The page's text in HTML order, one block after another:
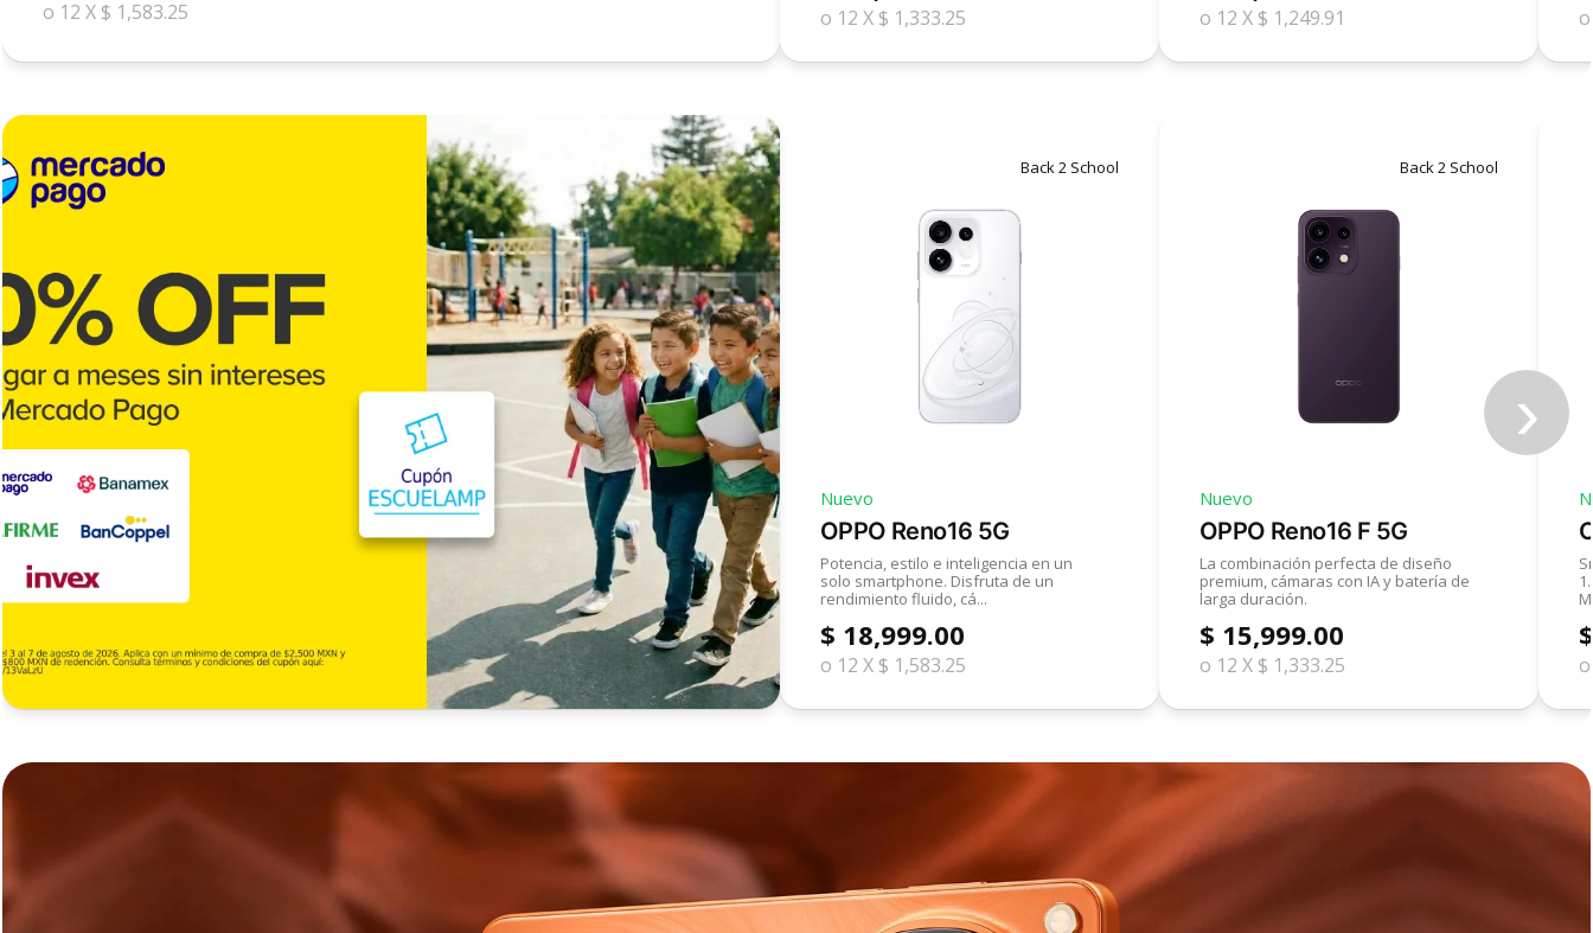
o 12 X $ 1,583.25 o 12 X $ 1,333.25 o 12 X $ 1,249.91
Back 2 School
Nuevo
OPPO Reno16 5G
Potencia, estilo e inteligencia en un
solo smartphone. Disfruta de un
rendimiento fluido, cá...
$ 18,999.00
o 12 X $ 1,583.25
Back 2 School
Nuevo
OPPO Reno16 F 5G
La combinación perfecta de diseño
premium, cámaras con IA y batería de
larga duración.
$ 15,999.00
o 12 X $ 1,333.25
›